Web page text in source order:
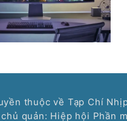
thuộc về Tạp Chí
quản: Hiệp hội Phần